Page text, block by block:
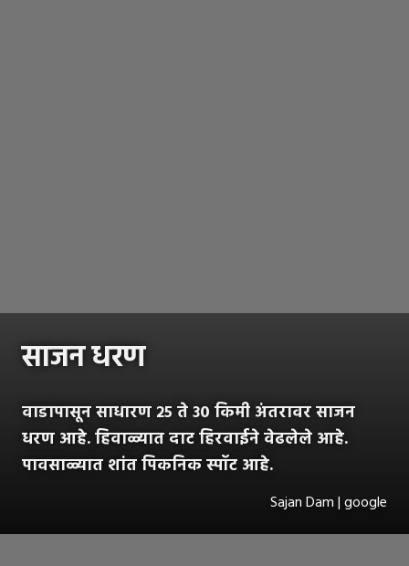
साजन धरण
वाडापासून साधारण २५ ते ३० किमी अंतरावर साजन
धरण आहे. हिवाळ्यात दाट हिरवाईने वेढलेले आहे.
पावसाळ्यात शांत पिकनिक स्पॉट आहे.
Sajan Dam | google